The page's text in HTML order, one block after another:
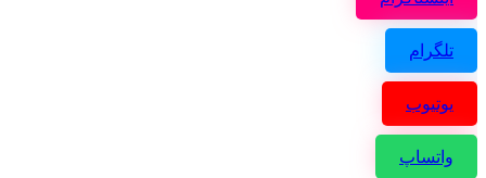
تلگرام
یوتیوب
واتساپ